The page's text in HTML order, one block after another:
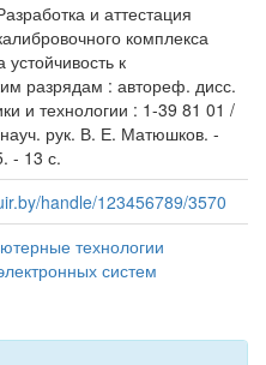
и аттестация
комплекса
к
разрядам : автореф. дисс.
и технологии : 1-39 81 01 /
рук. В. Е. Матюшков. -
- 13 с.
handle/123456789/3570
технологии
систем